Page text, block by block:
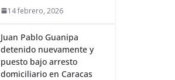
14 febrero, 2026
Juan Pablo Guanipa
detenido nuevamente y
puesto bajo arresto
domiciliario en Caracas